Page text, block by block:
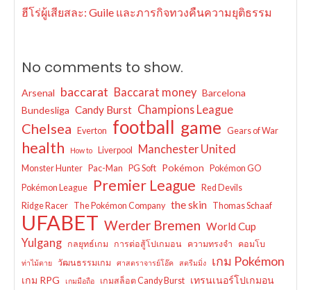
ฮีโร่ผู้เสียสละ: Guile และภารกิจทวงคืนความยุติธรรม
No comments to show.
Arsenal baccarat Baccarat money Barcelona
Bundesliga Candy Burst Champions League
Chelsea Everton football game Gears of War
health How to Liverpool Manchester United
Monster Hunter Pac-Man PG Soft Pokémon
Pokémon GO
Pokémon League
Premier League
Red Devils
Ridge Racer The Pokémon Company the skin Thomas Schaaf
UFABET Werder Bremen World Cup
Yulgang กลยุทธ์เกม การต่อสู้โปเกมอน ความทรงจำ คอมโบ
ท่าไม้ตาย วัฒนธรรมเกม ศาสตราจารย์โอ๊ค สตรีมมิ่ง เกม Pokémon
เกม RPG เกมมือถือ เกมสล็อต Candy Burst เทรนเนอร์โปเกมอน